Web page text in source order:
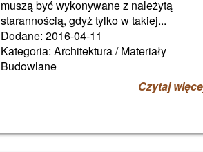
muszą być wykonywane z należytą
starannością, gdyż tylko w takiej...
Dodane: 2016-04-11
Kategoria: Architektura / Materiały
Budowlane
Czytaj